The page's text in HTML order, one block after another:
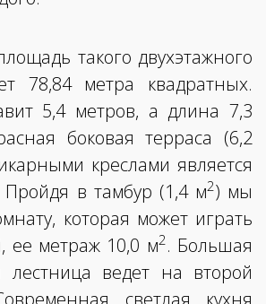
такого двухэтажного
78,84 метра квадратных.
5,4 метров, а длина 7,3
боковая терраса (6,2
креслами является
в тамбур (1,4 м2) мы
которая может играть
ее метраж 10,0 м2. Большая
лестница ведет на второй
светлая кухня